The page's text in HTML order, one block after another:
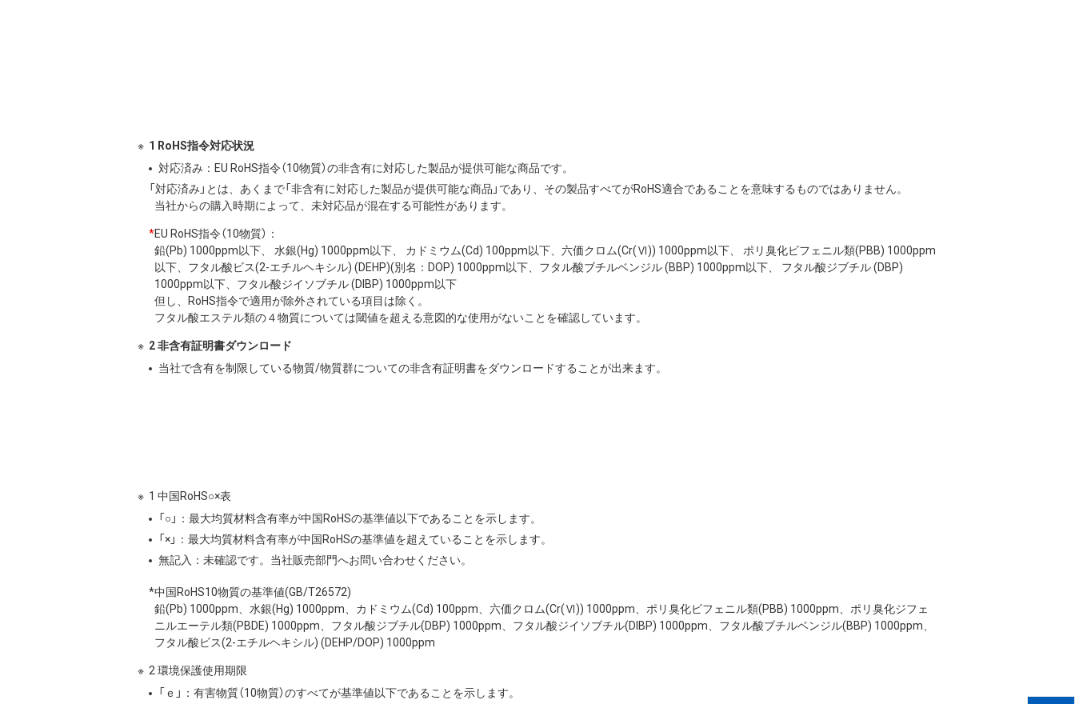
1 RoHS指令対応状況
対応済み：EU RoHS指令（10物質）の非含有に対応した製品が提供可能な商品です。
「対応済み」とは、あくまで「非含有に対応した製品が提供可能な商品」であり、その製品すべてがRoHS適合であることを意味するものではありません。
当社からの購入時期によって、未対応品が混在する可能性があります。
*EU RoHS指令（10物質）：
鉛(Pb) 1000ppm以下、 水銀(Hg) 1000ppm以下、 カドミウム(Cd) 100ppm以下、六価クロム(Cr(Ⅵ)) 1000ppm以下、 ポリ臭化ビフェニル類(PBB) 1000ppm
以下、フタル酸ビス(2-エチルヘキシル) (DEHP)(別名：DOP) 1000ppm以下、フタル酸ブチルベンジル (BBP) 1000ppm以下、 フタル酸ジブチル (DBP)
1000ppm以下、フタル酸ジイソブチル (DIBP) 1000ppm以下
但し、RoHS指令で適用が除外されている項目は除く。
フタル酸エステル類の４物質については閾値を超える意図的な使用がないことを確認しています。
2 非含有証明書ダウンロード
当社で含有を制限している物質/物質群についての非含有証明書をダウンロードすることが出来ます。
1 中国RoHS○×表
「○」：最大均質材料含有率が中国RoHSの基準値以下であることを示します。
「×」：最大均質材料含有率が中国RoHSの基準値を超えていることを示します。
無記入：未確認です。当社販売部門へお問い合わせください。
*中国RoHS10物質の基準値(GB/T26572)
鉛(Pb) 1000ppm、水銀(Hg) 1000ppm、カドミウム(Cd) 100ppm、六価クロム(Cr(Ⅵ)) 1000ppm、ポリ臭化ビフェニル類(PBB) 1000ppm、ポリ臭化ジフェ
ニルエーテル類(PBDE) 1000ppm、フタル酸ジブチル(DBP) 1000ppm、フタル酸ジイソブチル(DIBP) 1000ppm、フタル酸ブチルベンジル(BBP) 1000ppm、
フタル酸ビス(2-エチルヘキシル) (DEHP/DOP) 1000ppm
2 環境保護使用期限
「ｅ」：有害物質（10物質）のすべてが基準値以下であることを示します。